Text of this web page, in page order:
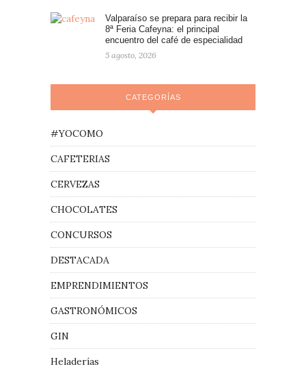
Valparaíso se prepara para recibir la
8ª Feria Cafeyna: el principal
encuentro del café de especialidad
5 agosto, 2026
CATEGORÍAS
#YOCOMO
CAFETERIAS
CERVEZAS
CHOCOLATES
CONCURSOS
DESTACADA
EMPRENDIMIENTOS
GASTRONÓMICOS
GIN
Heladerías